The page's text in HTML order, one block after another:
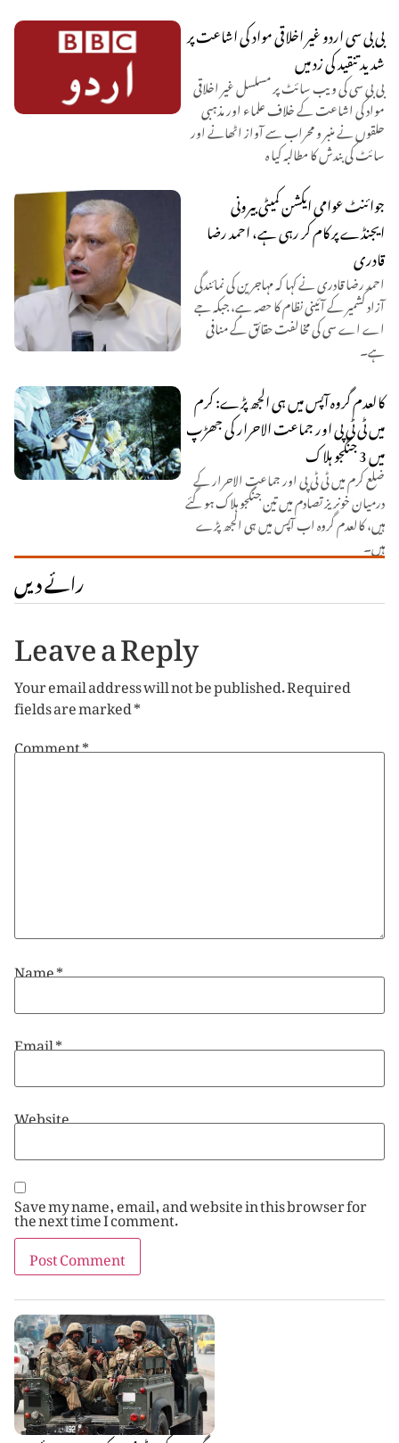
بی بی سی اردو غیر اخلاقی مواد کی اشاعت پر
شدید تنقید کی زد میں
بی بی سی کی ویب سائٹ پر مسلسل غیر اخلاقی
مواد کی اشاعت کے خلاف علماء اور مذہبی
حلقوں نے منبر و محراب سے آواز اٹھانے اور
سائٹ کی بندش کا مطالبہ کیا ہ
جوائنٹ عوامی ایکشن کمیٹی بیرونی
ایجنڈے پر کام کر رہی ہے، احمد رضا
قادری
احمد رضا قادری نے کہا کہ مہاجرین کی نمائندگی
آزاد کشمیر کے آئینی نظام کا حصہ ہے، جبکہ جے
اے اے سی کی مخالفت حقائق کے منافی
ہے۔
کالعدم گروہ آپس میں ہی الجھ پڑے: کرم
میں ٹی ٹی پی اور جماعت الاحرار کی جھڑپ
میں 3 جنگجو ہلاک
ضلع کرم میں ٹی ٹی پی اور جماعت الاحرار کے
درمیان خونریز تصادم میں تین جنگجو ہلاک ہو گئے
ہیں، کالعدم گروہ اب آپس میں ہی الجھ پڑے
ہیں۔
رائے دیں
Leave a Reply
Your email address will not be published.Required
fields are marked*
Comment*
Name*
Email*
Website
Save my name, email, and website in this browser for
the next time I comment.